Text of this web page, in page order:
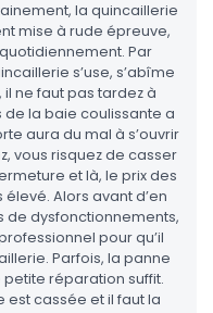
la quincaillerie
mise à rude épreuve,
Par
s’use, s’abîme
ne faut pas tardez à
de la baie coulissante a
aura du mal à s’ouvrir
vous risquez de casser
et là, le prix des
Alors avant d’en
de dysfonctionnements,
pour qu’il
Parfois, la panne
petite réparation suffit.
est cassée et il faut la